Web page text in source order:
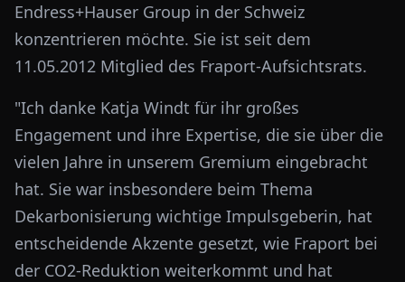
Endress+Hauser Group in der Schweiz
konzentrieren möchte. Sie ist seit dem
11.05.2012 Mitglied des Fraport-Aufsichtsrats.
"Ich danke Katja Windt für ihr großes
Engagement und ihre Expertise, die sie über die
vielen Jahre in unserem Gremium eingebracht
hat. Sie war insbesondere beim Thema
Dekarbonisierung wichtige Impulsgeberin, hat
entscheidende Akzente gesetzt, wie Fraport bei
der CO2-Reduktion weiterkommt und hat